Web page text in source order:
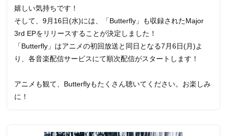
嬉しい気持ちです！
そして、9月16日(水)には、「Butterfly」も収録されたMajor
3rd EPをリリースすることが決定しました！
「Butterfly」はアニメの初回放送と同日となる7月6日(月)よ
り、各音楽配信サービスにて順次配信がスタートします！
アニメも観て、Butterflyもたくさん聴いてください。お楽しみ
に！